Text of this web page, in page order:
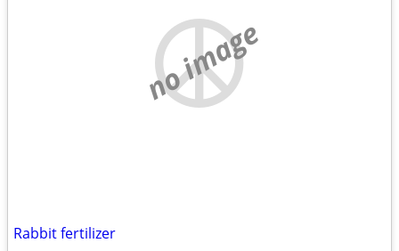
no image
Rabbit fertilizer